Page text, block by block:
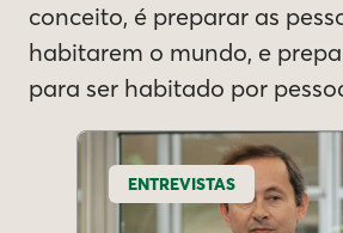
conceito, é preparar as
habitarem o mundo, e
para ser habitado por
ENTREVISTAS